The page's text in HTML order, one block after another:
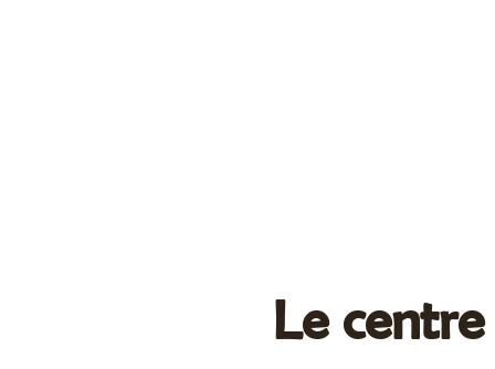
Le centre